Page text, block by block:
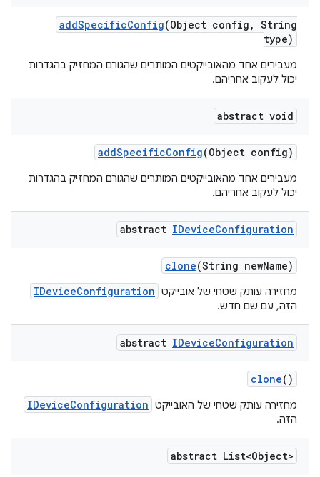
addSpecificConfig(Object config , String
type)
מעבירים אחד מהאובייקטים המותרים שהגורם המחזיק בהגדרות
יכול לעקוב אחריהם.
abstract void
addSpecificConfig(Object config)
מעבירים אחד מהאובייקטים המותרים שהגורם המחזיק בהגדרות
יכול לעקוב אחריהם.
abstract IDeviceConfiguration
clone(String newName)
מחזירה עותק שטחי של אובייקט IDeviceConfiguration
הזה, עם שם חדש.
abstract IDeviceConfiguration
clone()
מחזירה עותק שטחי של האובייקט IDeviceConfiguration
הזה.
abstract List<Object>